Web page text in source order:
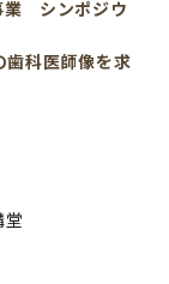
究生募集
につい
の次世
春募集
グラム
医歯学
共創型
生（医
）養成支
につい
のお知
卒業生
業 シンポジウ
歯科医師像を求